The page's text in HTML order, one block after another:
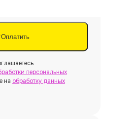
Оплатить
персональных
на обработку данных